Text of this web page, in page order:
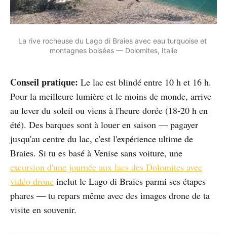
La rive rocheuse du Lago di Braies avec eau turquoise et
montagnes boisées — Dolomites, Italie
Conseil pratique: Le lac est blindé entre 10 h et 16 h.
Pour la meilleure lumière et le moins de monde, arrive
au lever du soleil ou viens à l'heure dorée (18-20 h en
été). Des barques sont à louer en saison — pagayer
jusqu'au centre du lac, c'est l'expérience ultime de
Braies. Si tu es basé à Venise sans voiture, une
excursion d'une journée aux lacs des Dolomites avec
vidéo drone inclut le Lago di Braies parmi ses étapes
phares — tu repars même avec des images drone de ta
visite en souvenir.